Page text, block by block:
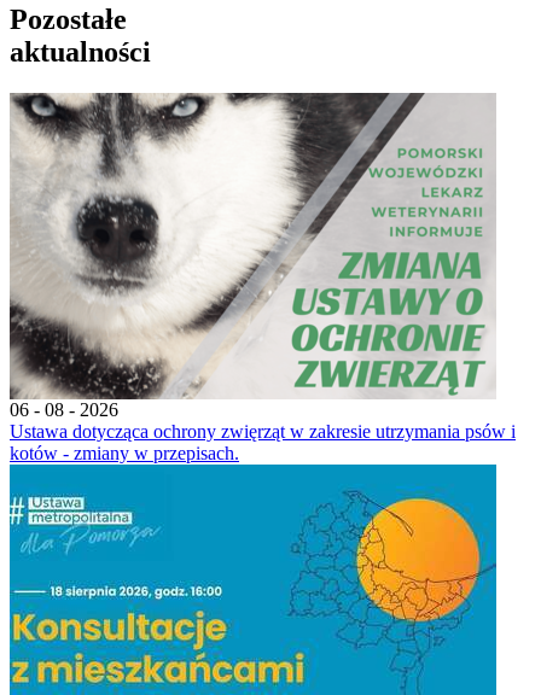
Pozostałe
aktualności
06 - 08 - 2026
Ustawa dotycząca ochrony zwięrząt w zakresie utrzymania psów i
kotów - zmiany w przepisach.